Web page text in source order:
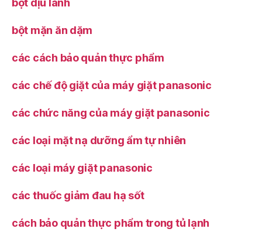
bọt dịu lành
bột mặn ăn dặm
các cách bảo quản thực phẩm
các chế độ giặt của máy giặt panasonic
các chức năng của máy giặt panasonic
các loại mặt nạ dưỡng ẩm tự nhiên
các loại máy giặt panasonic
các thuốc giảm đau hạ sốt
cách bảo quản thực phẩm trong tủ lạnh